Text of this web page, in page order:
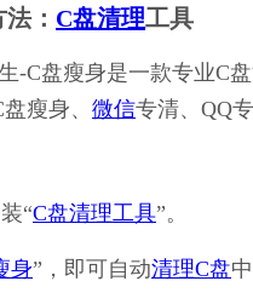
： C盘清理工具
-C盘瘦身是一款专业C
瘦身、 微信专清、QQ
“C盘清理工具”。
身”，即可自动清理C盘